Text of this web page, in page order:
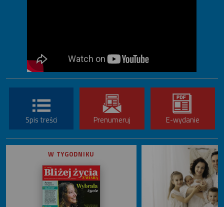
Spis treści Prenumeruj E-wydanie
W TYGODNIKU